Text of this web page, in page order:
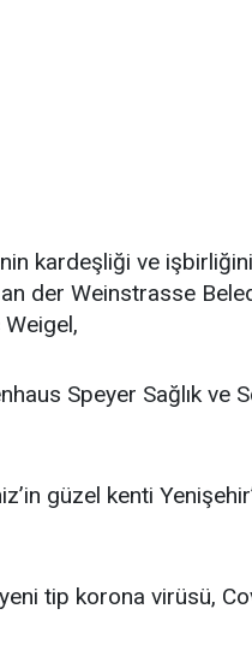
kardeşliği ve
der Weinstrasse
Speyer Sağlık ve
güzel kenti
tip korona virüsü,